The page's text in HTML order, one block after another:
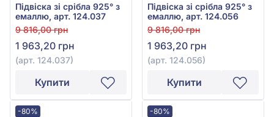
Підвіска зі срібла 925° з
емаллю, арт. 124.037
9 816,00 грн
1 963,20 грн
(арт. 124.037)
Купити
Підвіска зі срібла 925° з
емаллю, арт. 124.056
9 816,00 грн
1 963,20 грн
(арт. 124.056)
Купити
-80% -80%